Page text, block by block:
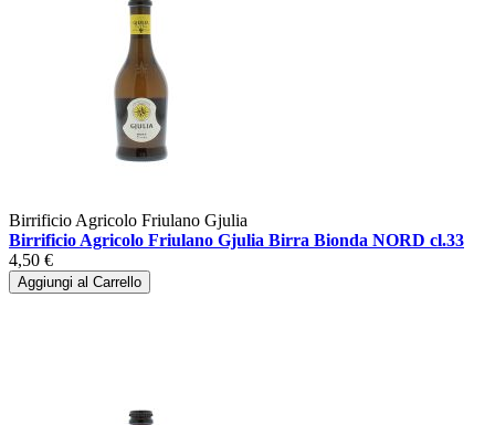
Birrificio Agricolo Friulano Gjulia
Birrificio Agricolo Friulano Gjulia Birra Bionda NORD cl.33
4,50 €
Aggiungi al Carrello